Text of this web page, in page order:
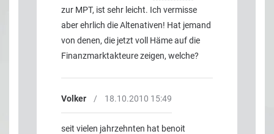
zur MPT, ist sehr leicht. Ich vermisse
aber ehrlich die Altenativen! Hat jemand
von denen, die jetzt voll Häme auf die
Finanzmarktakteure zeigen, welche?
Volker / 18.10.2010 15:49
seit vielen jahrzehnten hat benoit